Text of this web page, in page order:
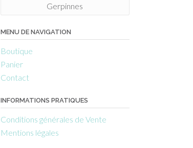
Gerpinnes
MENU DE NAVIGATION
Boutique
Panier
Contact
INFORMATIONS PRATIQUES
Conditions générales de Vente
Mentions légales